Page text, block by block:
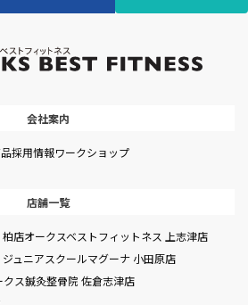
会社案内
採用情報ワークショップ
店舗一覧
柏店オークスベストフィットネス 上志津店
ュニアスクールマグーナ 小田原店
クス鍼灸整骨院 佐倉志津店